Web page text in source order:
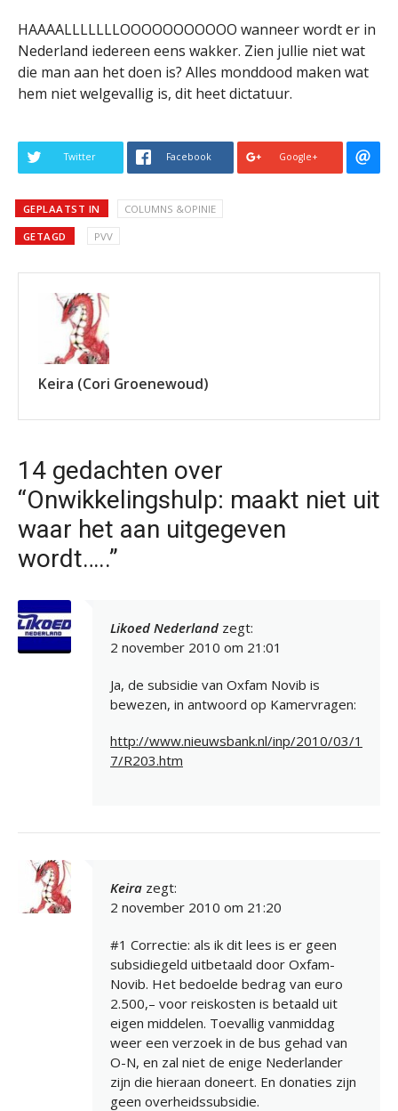
HAAAALLLLLLLOOOOOOOOOOO wanneer wordt er in
Nederland iedereen eens wakker. Zien jullie niet wat
die man aan het doen is? Alles monddood maken wat
hem niet welgevallig is, dit heet dictatuur.
Twitter Facebook Google+
GEPLAATST IN COLUMNS &OPINIE
GETAGD PVV
Keira (Cori Groenewoud)
14 gedachten over
“Onwikkelingshulp: maakt niet uit
waar het aan uitgegeven
wordt…..”
Likoed Nederland zegt:
2 november 2010 om 21:01
Ja, de subsidie van Oxfam Novib is
bewezen, in antwoord op Kamervragen:
http://www.nieuwsbank.nl/inp/2010/03/1
7/R203.htm
Keira zegt:
2 november 2010 om 21:20
#1 Correctie: als ik dit lees is er geen
subsidiegeld uitbetaald door Oxfam-
Novib. Het bedoelde bedrag van euro
2.500,– voor reiskosten is betaald uit
eigen middelen. Toevallig vanmiddag
weer een verzoek in de bus gehad van
O-N, en zal niet de enige Nederlander
zijn die hieraan doneert. En donaties zijn
geen overheidssubsidie.